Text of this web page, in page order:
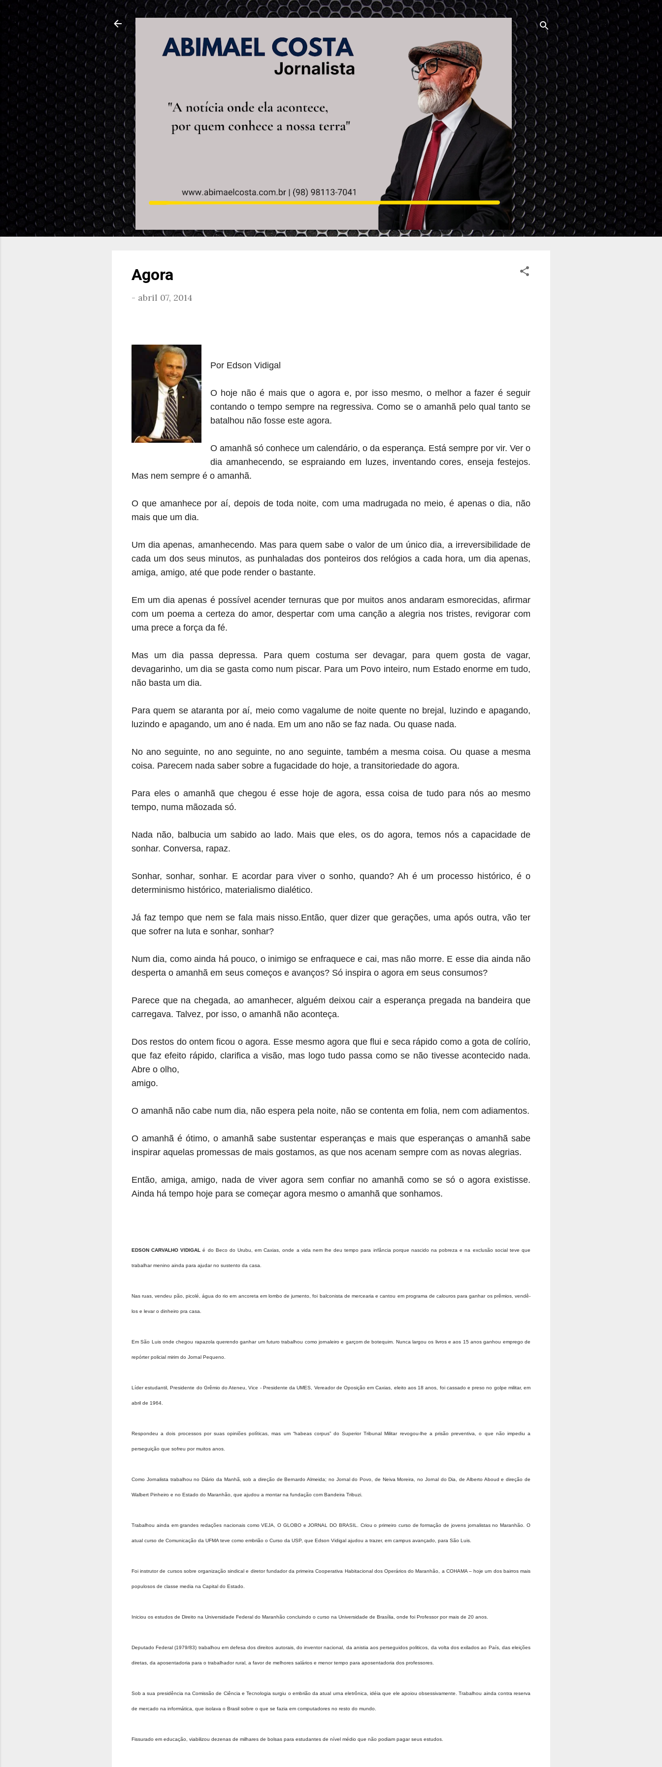
Pular para o conteúdo principal
Agora
- abril 07, 2014
Por Edson Vidigal
O hoje não é mais que o agora e, por isso mesmo, o melhor a fazer é seguir
contando o tempo sempre na regressiva. Como se o amanhã pelo qual tanto se
batalhou não fosse este agora.
O amanhã só conhece um calendário, o da esperança. Está sempre por vir. Ver o
dia amanhecendo, se espraiando em luzes, inventando cores, enseja festejos.
Mas nem sempre é o amanhã.
O que amanhece por aí, depois de toda noite, com uma madrugada no meio, é apenas o dia, não
mais que um dia.
Um dia apenas, amanhecendo. Mas para quem sabe o valor de um único dia, a irreversibilidade de
cada um dos seus minutos, as punhaladas dos ponteiros dos relógios a cada hora, um dia apenas,
amiga, amigo, até que pode render o bastante.
Em um dia apenas é possível acender ternuras que por muitos anos andaram esmorecidas, afirmar
com um poema a certeza do amor, despertar com uma canção a alegria nos tristes, revigorar com
uma prece a força da fé.
Mas um dia passa depressa. Para quem costuma ser devagar, para quem gosta de vagar,
devagarinho, um dia se gasta como num piscar. Para um Povo inteiro, num Estado enorme em tudo,
não basta um dia.
Para quem se ataranta por aí, meio como vagalume de noite quente no brejal, luzindo e apagando,
luzindo e apagando, um ano é nada. Em um ano não se faz nada. Ou quase nada.
No ano seguinte, no ano seguinte, no ano seguinte, também a mesma coisa. Ou quase a mesma
coisa. Parecem nada saber sobre a fugacidade do hoje, a transitoriedade do agora.
Para eles o amanhã que chegou é esse hoje de agora, essa coisa de tudo para nós ao mesmo
tempo, numa mãozada só.
Nada não, balbucia um sabido ao lado. Mais que eles, os do agora, temos nós a capacidade de
sonhar. Conversa, rapaz.
Sonhar, sonhar, sonhar. E acordar para viver o sonho, quando? Ah é um processo histórico, é o
determinismo histórico, materialismo dialético.
Já faz tempo que nem se fala mais nisso.Então, quer dizer que gerações, uma após outra, vão ter
que sofrer na luta e sonhar, sonhar?
Num dia, como ainda há pouco, o inimigo se enfraquece e cai, mas não morre. E esse dia ainda não
desperta o amanhã em seus começos e avanços? Só inspira o agora em seus consumos?
Parece que na chegada, ao amanhecer, alguém deixou cair a esperança pregada na bandeira que
carregava. Talvez, por isso, o amanhã não aconteça.
Dos restos do ontem ficou o agora. Esse mesmo agora que flui e seca rápido como a gota de colírio,
que faz efeito rápido, clarifica a visão, mas logo tudo passa como se não tivesse acontecido nada.
Abre o olho,
amigo.
O amanhã não cabe num dia, não espera pela noite, não se contenta em folia, nem com adiamentos.
O amanhã é ótimo, o amanhã sabe sustentar esperanças e mais que esperanças o amanhã sabe
inspirar aquelas promessas de mais gostamos, as que nos acenam sempre com as novas alegrias.
Então, amiga, amigo, nada de viver agora sem confiar no amanhã como se só o agora existisse.
Ainda há tempo hoje para se começar agora mesmo o amanhã que sonhamos.
EDSON CARVALHO VIDIGAL é do Beco do Urubu, em Caxias, onde a vida nem lhe deu tempo para infância porque nascido na pobreza e na exclusão social teve que
trabalhar menino ainda para ajudar no sustento da casa.
Nas ruas, vendeu pão, picolé, água do rio em ancoreta em lombo de jumento, foi balconista de mercearia e cantou em programa de calouros para ganhar os prêmios, vendê-
los e levar o dinheiro pra casa.
Em São Luis onde chegou rapazola querendo ganhar um futuro trabalhou como jornaleiro e garçom de botequim. Nunca largou os livros e aos 15 anos ganhou emprego de
repórter policial mirim do Jornal Pequeno.
Líder estudantil, Presidente do Grêmio do Ateneu, Vice - Presidente da UMES, Vereador de Oposição em Caxias, eleito aos 18 anos, foi cassado e preso no golpe militar, em
abril de 1964.
Respondeu a dois processos por suas opiniões políticas, mas um “habeas corpus” do Superior Tribunal Militar revogou-lhe a prisão preventiva, o que não impediu a
perseguição que sofreu por muitos anos.
Como Jornalista trabalhou no Diário da Manhã, sob a direção de Bernardo Almeida; no Jornal do Povo, de Neiva Moreira, no Jornal do Dia, de Alberto Aboud e direção de
Walbert Pinheiro e no Estado do Maranhão, que ajudou a montar na fundação com Bandeira Tribuzi.
Trabalhou ainda em grandes redações nacionais como VEJA, O GLOBO e JORNAL DO BRASIL. Criou o primeiro curso de formação de jovens jornalistas no Maranhão. O
atual curso de Comunicação da UFMA teve como embrião o Curso da USP, que Edson Vidigal ajudou a trazer, em campus avançado, para São Luis.
Foi instrutor de cursos sobre organização sindical e diretor fundador da primeira Cooperativa Habitacional dos Operários do Maranhão, a COHAMA – hoje um dos bairros mais
populosos de classe media na Capital do Estado.
Iniciou os estudos de Direito na Universidade Federal do Maranhão concluindo o curso na Universidade de Brasília, onde foi Professor por mais de 20 anos.
Deputado Federal (1979/83) trabalhou em defesa dos direitos autorais, do inventor nacional, da anistia aos perseguidos politicos, da volta dos exilados ao País, das eleições
diretas, da aposentadoria para o trabalhador rural, a favor de melhores salários e menor tempo para aposentadoria dos professores.
Sob a sua presidência na Comissão de Ciência e Tecnologia surgiu o embrião da atual urna eletrônica, idéia que ele apoiou obsessivamente. Trabalhou ainda contra reserva
de mercado na informática, que isolava o Brasil sobre o que se fazia em computadores no resto do mundo.
Fissurado em educação, viabilizou dezenas de milhares de bolsas para estudantes de nível médio que não podiam pagar seus estudos.